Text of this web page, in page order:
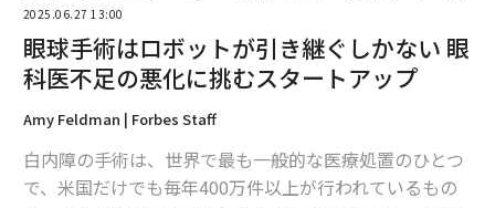
2025.06.27 13:00
眼球手術はロボットが引き継ぐしかない 眼
科医不足の悪化に挑むスタートアップ
Amy Feldman | Forbes Staff
白内障の手術は、世界で最も一般的な医療処置のひとつ
で、米国だけでも毎年400万件以上が行われているもの